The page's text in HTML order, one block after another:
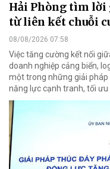
Hải Phòng tìm
từ liên kết chuỗi
08/08/2026 07:58
Việc tăng cường kết nối
doanh nghiệp cảng biển,
một trong những giải pháp
năng lực cạnh tranh, tối ưu